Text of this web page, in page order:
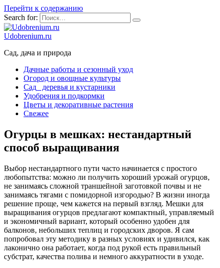
Перейти к содержанию
Search for:
Udobrenium.ru
Сад, дача и природа
Дачные работы и сезонный уход
Огород и овощные культуры
Сад_ деревья и кустарники
Удобрения и подкормки
Цветы и декоративные растения
Свежее
Огурцы в мешках: нестандартный
способ выращивания
Выбор нестандартного пути часто начинается с простого
любопытства: можно ли получить хороший урожай огурцов,
не занимаясь сложной траншейной заготовкой почвы и не
занимаясь тягами с помидорной изгородью? В жизни иногда
решение проще, чем кажется на первый взгляд. Мешки для
выращивания огурцов предлагают компактный, управляемый
и экономичный вариант, который особенно удобен для
балконов, небольших теплиц и городских дворов. Я сам
попробовал эту методику в разных условиях и удивился, как
лаконично она работает, когда под рукой есть правильный
субстрат, качества полива и немного аккуратности в уходе.